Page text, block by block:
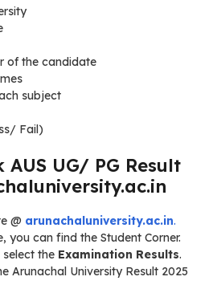
of the candidate
subject
Fail)
AUS UG/ PG Result
@ arunachaluniversity.ac.in.
you can find the Student Corner.
select the Examination Results.
Arunachal University Result 2025